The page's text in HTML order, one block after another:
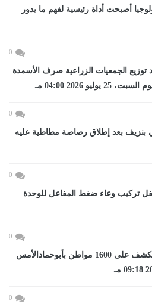
أصبحت أداة رئيسية لفهم ما يدور
0
توزيع الجمعيات الزراعية صرف الأسمدة
2026 04:00 مـ
0
بنزيف بعد إطلاق رصاصة مطاطية عليه
0
تركيب وعاء ضغط المفاعل للوحدة
0
صحة الشرقية توقع الكشف على 1600 مواطن بأبوحمادالأمس
0